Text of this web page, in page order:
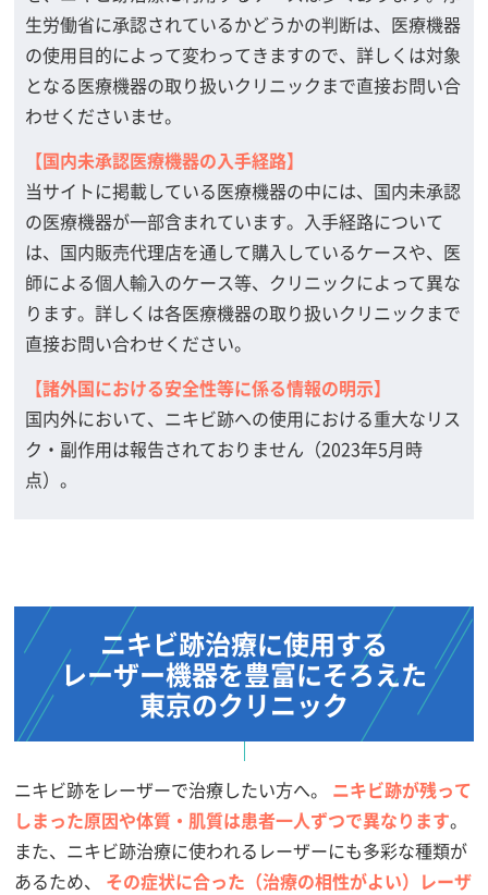
生労働省に承認されているかどうかの判断は、医療機器
の使用目的によって変わってきますので、詳しくは対象
となる医療機器の取り扱いクリニックまで直接お問い合
わせくださいませ。
【国内未承認医療機器の入手経路】
当サイトに掲載している医療機器の中には、国内未承認
の医療機器が一部含まれています。入手経路について
は、国内販売代理店を通して購入しているケースや、医
師による個人輸入のケース等、クリニックによって異な
ります。詳しくは各医療機器の取り扱いクリニックまで
直接お問い合わせください。
【諸外国における安全性等に係る情報の明示】
国内外において、ニキビ跡への使用における重大なリス
ク・副作用は報告されておりません（2023年5月時
点）。
ニキビ跡治療に使用する
レーザー機器を豊富にそろえた
東京のクリニック
ニキビ跡をレーザーで治療したい方へ。 ニキビ跡が残って
しまった原因や体質・肌質は患者一人ずつで異なります。
また、ニキビ跡治療に使われるレーザーにも多彩な種類が
あるため、 その症状に合った（治療の相性がよい）レーザ